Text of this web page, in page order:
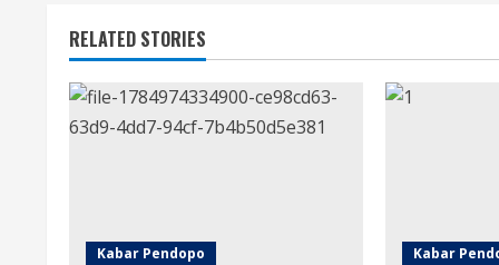
RELATED STORIES
Kabar Pendopo Kabar